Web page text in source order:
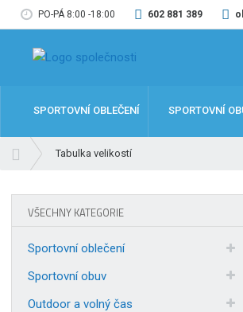
PO-PÁ 8:00 -18:00 602 881 389
SPORTOVNÍ OBLEČENÍ SPORTOVNÍ
Tabulka velikostí
VŠECHNY KATEGORIE
Sportovní oblečení
Sportovní obuv
Outdoor a volný čas